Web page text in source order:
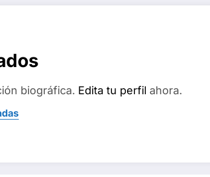
biográfica. Edita tu perfil ahora.